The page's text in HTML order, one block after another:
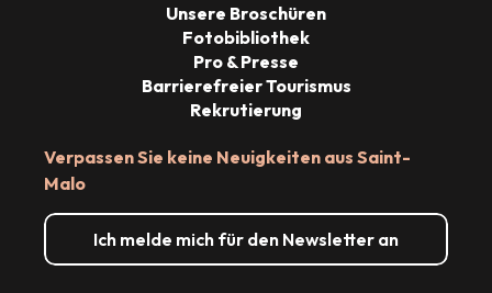
Verpassen Sie keine Neuigkeiten aus Saint-
Malo
Ich melde mich für den Newsletter an
Unsere Broschüren
Fotobibliothek
Pro & Presse
Barrierefreier Tourismus
Rekrutierung